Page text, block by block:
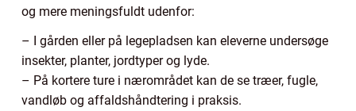
og mere meningsfuldt udenfor:
– I gården eller på legepladsen kan eleverne undersøge
insekter, planter, jordtyper og lyde.
– På kortere ture i nærområdet kan de se træer, fugle,
vandløb og affaldshåndtering i praksis.